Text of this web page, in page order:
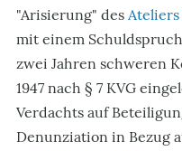
"Arisierung" des Ateliers
mit einem
zwei Jahren schweren
1947 nach § 7 KVG
Verdachts auf
Denunziation in Bezug